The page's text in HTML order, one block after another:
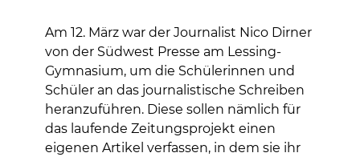
Am 12. März war der Journalist Nico Dirner
von der Südwest Presse am Lessing-
Gymnasium, um die Schülerinnen und
Schüler an das journalistische Schreiben
heranzuführen. Diese sollen nämlich für
das laufende Zeitungsprojekt einen
eigenen Artikel verfassen, in dem sie ihr